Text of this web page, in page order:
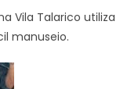
Vila Talarico utiliza
manuseio.